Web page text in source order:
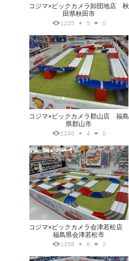
コジマ×ビックカメラ卸団地店 秋
田県秋田市
1235 5 0
コジマ×ビックカメラ郡山店 福島
県郡山市
1248 4 0
コジマ×ビックカメラ会津若松店
福島県会津若松市
1358 6 2